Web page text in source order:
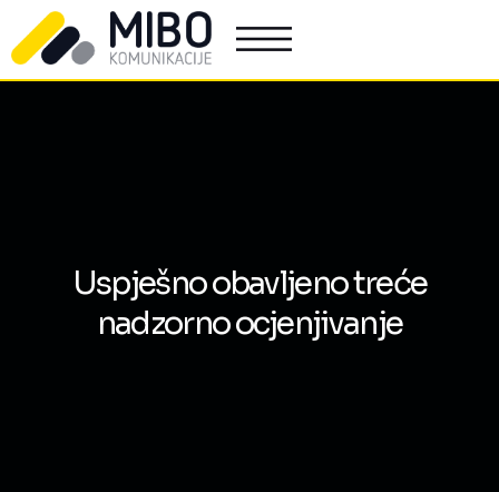
Uspješno obavljeno treće
nadzorno ocjenjivanje